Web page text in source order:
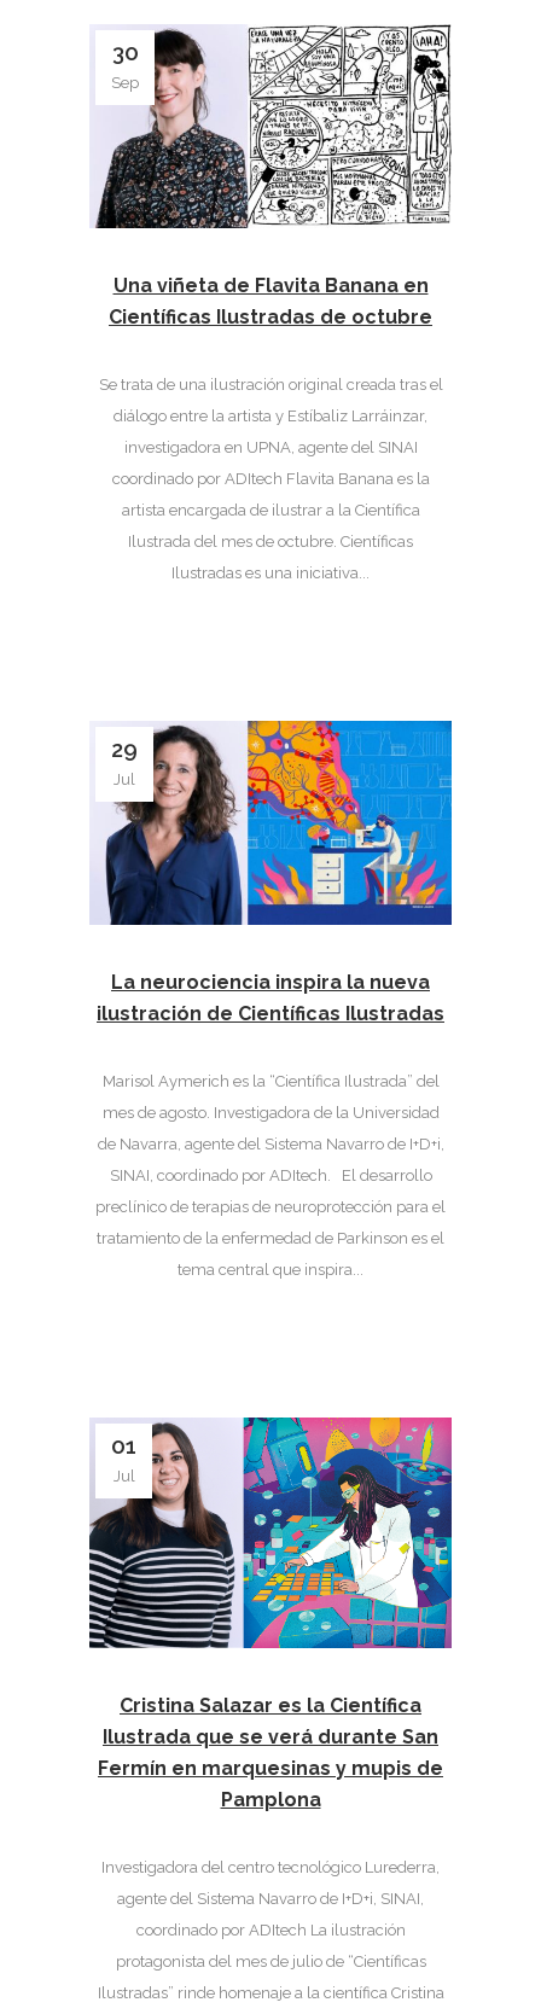
30
Sep
Una viñeta de Flavita Banana en
Científicas Ilustradas de octubre
Se trata de una ilustración original creada tras el
diálogo entre la artista y Estíbaliz Larráinzar,
investigadora en UPNA, agente del SINAI
coordinado por ADItech Flavita Banana es la
artista encargada de ilustrar a la Científica
Ilustrada del mes de octubre. Científicas
Ilustradas es una iniciativa...
29
Jul
La neurociencia inspira la nueva
ilustración de Científicas Ilustradas
Marisol Aymerich es la “Científica Ilustrada” del
mes de agosto. Investigadora de la Universidad
de Navarra, agente del Sistema Navarro de I+D+i,
SINAI, coordinado por ADItech. El desarrollo
preclínico de terapias de neuroprotección para el
tratamiento de la enfermedad de Parkinson es el
tema central que inspira...
01
Jul
Cristina Salazar es la Científica
Ilustrada que se verá durante San
Fermín en marquesinas y mupis de
Pamplona
Investigadora del centro tecnológico Lurederra,
agente del Sistema Navarro de I+D+i, SINAI,
coordinado por ADItech La ilustración
protagonista del mes de julio de “Científicas
Ilustradas” rinde homenaje a la científica Cristina